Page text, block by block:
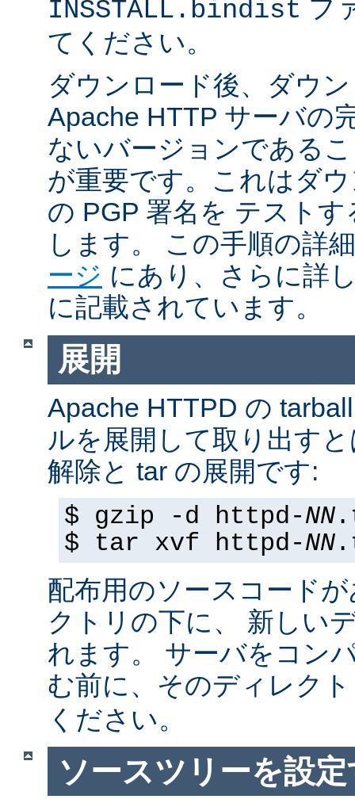
INSSTALL.bindist フ
てください。
ダウンロード後、ダウ
Apache HTTP サーバの
ないバージョンである
が重要です。これはダ
の PGP 署名を テスト
します。 この手順の詳
ージ にあり、さらに詳
に記載されています。
展開
Apache HTTPD の
ルを展開して取り出す
解除と tar の展開です:
$ gzip -d httpd-NN
$ tar xvf httpd-NN
配布用のソースコード
クトリの下に、 新しい
れます。 サーバをコン
む前に、そのディレク
ください。
ソースツリーを設